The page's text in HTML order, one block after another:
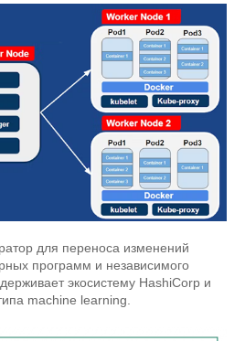
для переноса изменений
программ и независимого
экосистему HashiCorp и
machine learning.